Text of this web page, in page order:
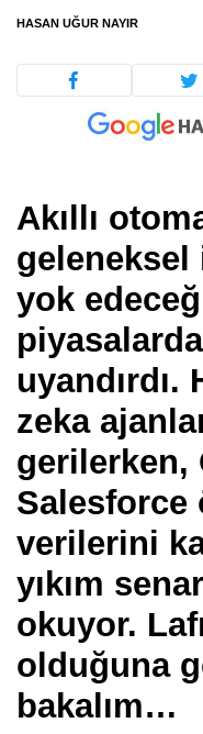
HASAN UĞUR NAYIR
Akıllı
yok
uyandırdı.
zeka
gerilerken,
Salesforce
verilerini
yıkım
okuyor.
olduğuna
bakalım…